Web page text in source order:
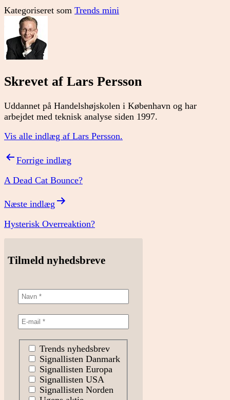
Kategoriseret som Trends mini
Skrevet af Lars Persson
Uddannet på Handelshøjskolen i København og har
arbejdet med teknisk analyse siden 1997.
Vis alle indlæg af Lars Persson.
Indlægsnavigation
Forrige indlæg
A Dead Cat Bounce?
Næste indlæg
Hysterisk Overreaktion?
Tilmeld nyhedsbreve
Trends nyhedsbrev
Signallisten Danmark
Signallisten Europa
Signallisten USA
Signallisten Norden